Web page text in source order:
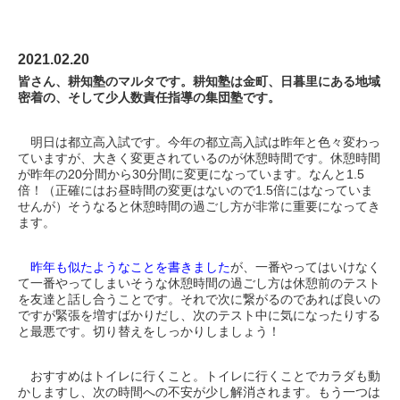
2021.02.20
皆さん、耕知塾のマルタです。耕知塾は金町、日暮里にある地域
密着の、そして少人数責任指導の集団塾です。
明日は都立高入試です。今年の都立高入試は昨年と色々変わっ
ていますが、大きく変更されているのが休憩時間です。休憩時間
が昨年の20分間から30分間に変更になっています。なんと1.5
倍！（正確にはお昼時間の変更はないので1.5倍にはなっていま
せんが）そうなると休憩時間の過ごし方が非常に重要になってき
ます。
昨年も似たようなことを書きましたが、一番やってはいけなく
て一番やってしまいそうな休憩時間の過ごし方は休憩前のテスト
を友達と話し合うことです。それで次に繋がるのであれば良いの
ですが緊張を増すばかりだし、次のテスト中に気になったりする
と最悪です。切り替えをしっかりしましょう！
おすすめはトイレに行くこと。トイレに行くことでカラダも動
かしますし、次の時間への不安が少し解消されます。もう一つは